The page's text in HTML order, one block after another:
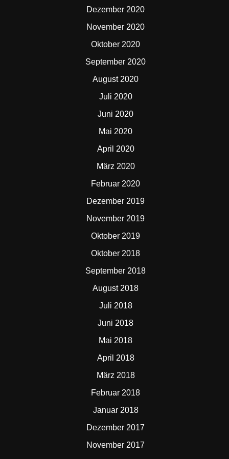
Dezember 2020
November 2020
Oktober 2020
September 2020
August 2020
Juli 2020
Juni 2020
Mai 2020
April 2020
März 2020
Februar 2020
Dezember 2019
November 2019
Oktober 2019
Oktober 2018
September 2018
August 2018
Juli 2018
Juni 2018
Mai 2018
April 2018
März 2018
Februar 2018
Januar 2018
Dezember 2017
November 2017